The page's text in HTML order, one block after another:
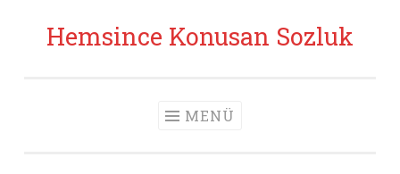
İçeriğe geç
Hemsince Konusan Sozluk
MENÜ